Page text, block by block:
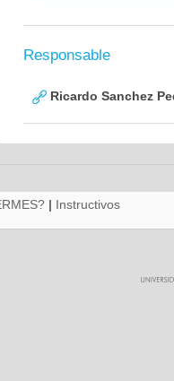
Responsable
Ricardo Sanchez
| Instructivos